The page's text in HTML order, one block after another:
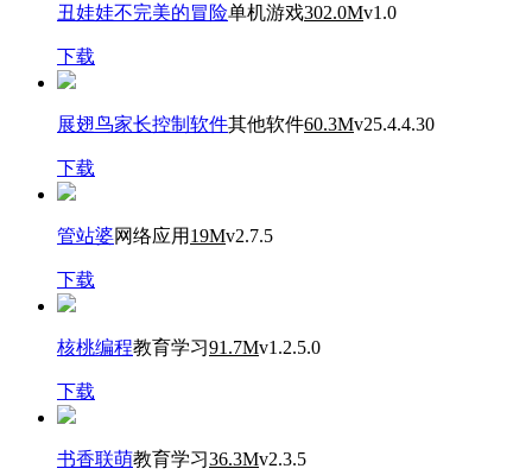
丑娃娃不完美的冒险单机游戏302.0Mv1.0
下载
展翅鸟家长控制软件其他软件60.3Mv25.4.4.30
下载
管站婆网络应用 19Mv2.7.5
下载
核桃编程教育学习91.7Mv1.2.5.0
下载
书香联萌教育学习36.3Mv2.3.5